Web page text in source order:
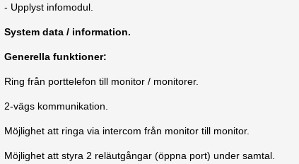
- Upplyst infomodul.
System data / information.
Generella funktioner:
Ring från porttelefon till monitor / monitorer.
2-vägs kommunikation.
Möjlighet att ringa via intercom från monitor till monitor.
Möjlighet att styra 2 reläutgångar (öppna port) under samtal.